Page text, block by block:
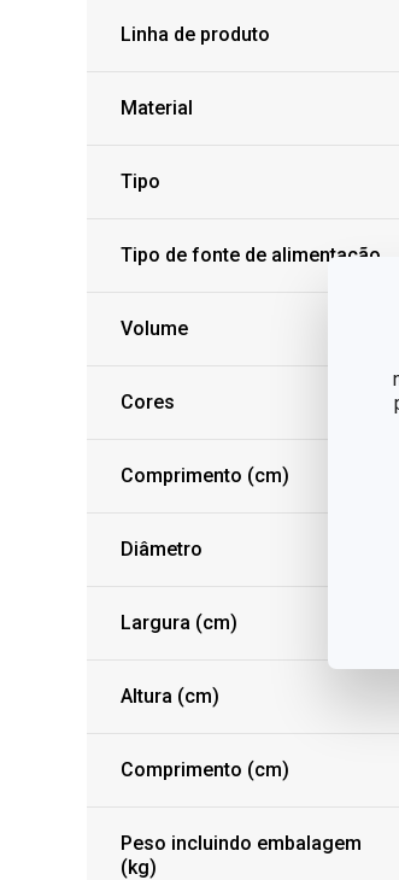
Linha de produto
Material
Tipo
Tipo de fonte de alimentação
Volume
Cores
Comprimento (cm)
Diâmetro
Largura (cm)
Altura (cm)
Comprimento (cm)
Peso incluindo embalagem
(kg)